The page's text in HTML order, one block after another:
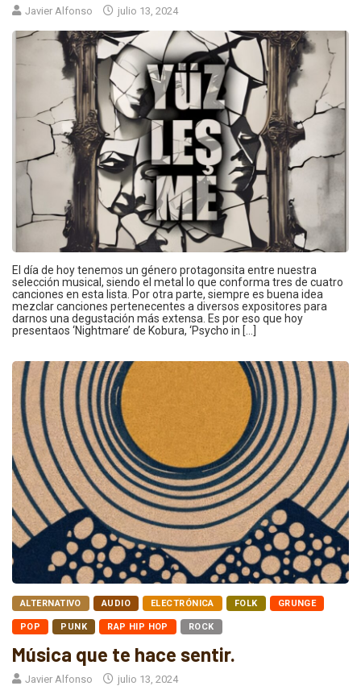
Javier Alfonso julio 13, 2024
El día de hoy tenemos un género protagonsita entre nuestra
selección musical, siendo el metal lo que conforma tres de cuatro
canciones en esta lista. Por otra parte, siempre es buena idea
mezclar canciones pertenecentes a diversos expositores para
darnos una degustación más extensa. Es por eso que hoy
presentaos ‘Nightmare’ de Kobura, ‘Psycho in […]
ALTERNATIVO AUDIO ELECTRÓNICA FOLK GRUNGE
POP PUNK RAP HIP HOP ROCK
Música que te hace sentir.
Javier Alfonso julio 13, 2024